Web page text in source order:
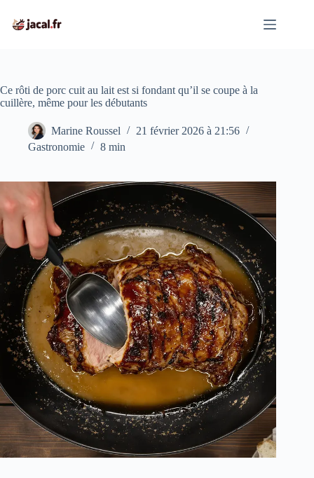
contenu
Ce rôti de porc cuit au lait est si fondant qu’il se coupe à la
cuillère, même pour les débutants
Marine Roussel
21 février 2026 à 21:56
Gastronomie
8 min